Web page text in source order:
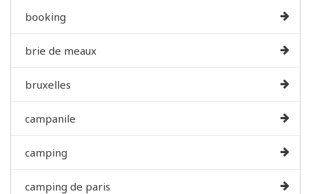
booking
brie de meaux
bruxelles
campanile
camping
camping de paris